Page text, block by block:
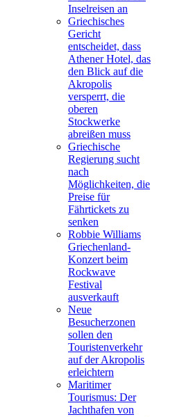
Inselreisen an
Griechisches
Gericht
entscheidet, dass
Athener Hotel, das
den Blick auf die
Akropolis
versperrt, die
oberen
Stockwerke
abreißen muss
Griechische
Regierung sucht
nach
Möglichkeiten, die
Preise für
Fährtickets zu
senken
Robbie Williams
Griechenland-
Konzert beim
Rockwave
Festival
ausverkauft
Neue
Besucherzonen
sollen den
Touristenverkehr
auf der Akropolis
erleichtern
Maritimer
Tourismus: Der
Jachthafen von